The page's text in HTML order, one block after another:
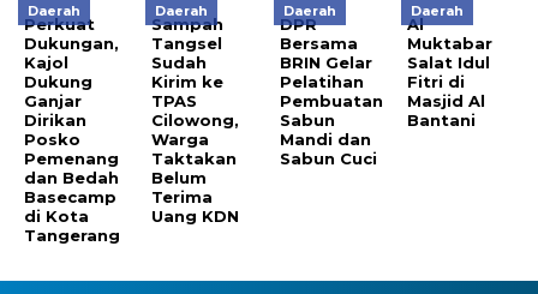
Daerah
Perkuat
Dukungan,
Kajol
Dukung
Ganjar
Dirikan
Posko
Pemenang
dan Bedah
Basecamp
di Kota
Tangerang
Daerah
Sampah
Tangsel
Sudah
Kirim ke
TPAS
Cilowong,
Warga
Taktakan
Belum
Terima
Uang KDN
Daerah
DPR
Bersama
BRIN Gelar
Pelatihan
Pembuatan
Sabun
Mandi dan
Sabun Cuci
Daerah
Al
Muktabar
Salat Idul
Fitri di
Masjid Al
Bantani